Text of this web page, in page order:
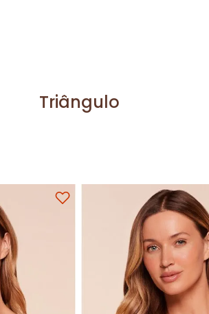
Triângulo